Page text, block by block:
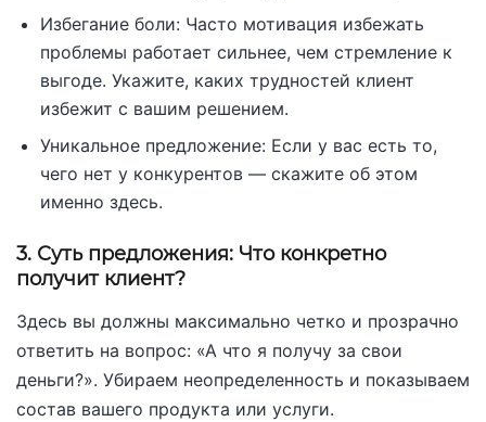
Избегание боли: Часто мотивация избежать
проблемы работает сильнее, чем стремление к
выгоде. Укажите, каких трудностей клиент
избежит с вашим решением.
Уникальное предложение: Если у вас есть то,
чего нет у конкурентов — скажите об этом
именно здесь.
3. Суть предложения: Что конкретно
получит клиент?
Здесь вы должны максимально четко и прозрачно
ответить на вопрос: «А что я получу за свои
деньги?». Убираем неопределенность и показываем
состав вашего продукта или услуги.